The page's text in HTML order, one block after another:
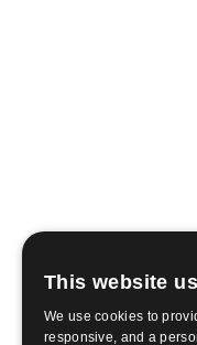
This website
We use cookies to
responsive, and a